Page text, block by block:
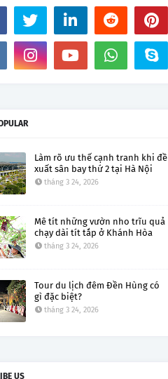
Làm rõ ưu thế cạnh tranh khi đề
xuất sân bay thứ 2 tại Hà Nội
tháng 3 24, 2026
Mê tít những vườn nho trĩu quả
chạy dài tít tắp ở Khánh Hòa
tháng 3 24, 2026
Tour du lịch đêm Đền Hùng có
gì đặc biệt?
tháng 3 24, 2026
US